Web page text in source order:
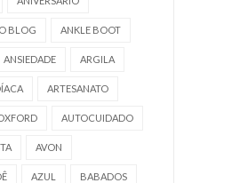
BLOG ANKLE BOOT
ANSIEDADE ARGILA
ARTESANATO
AUTOCUIDADO
AVON
AZUL BABADOS